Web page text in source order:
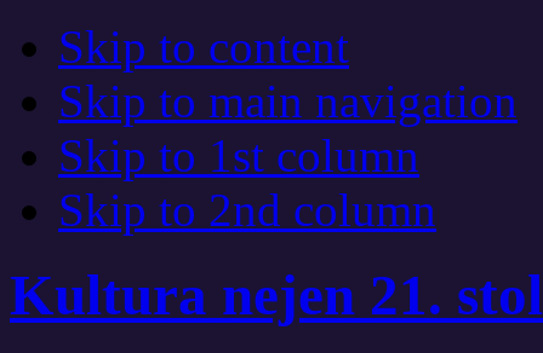
Skip to content
Skip to main navigation
Skip to 1st column
Skip to 2nd column
Kultura nejen 21.